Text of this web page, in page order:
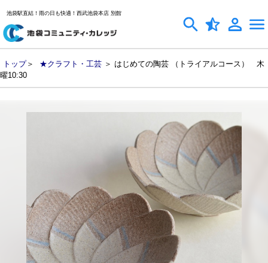
池袋駅直結！雨の日も快適！西武池袋本店 別館
トップ＞ ★クラフト・工芸 ＞ はじめての陶芸 （トライアルコース） 木
曜10:30